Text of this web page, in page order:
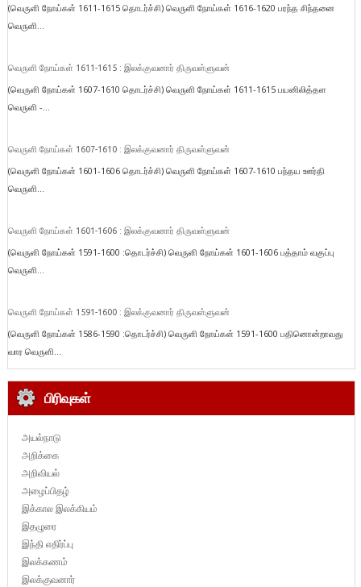
(வெருளி நோய்கள் 1611-1615 தொடர்ச்சி) வெருளி நோய்கள் 1616-1620 பரந்த சிந்தனை
வெருளி...
வெருளி நோய்கள் 1611-1615 : இலக்குவனார் திருவள்ளுவன்
(வெருளி நோய்கள் 1607-1610 தொடர்ச்சி) வெருளி நோய்கள் 1611-1615 பயனிலித்தள
வெருளி -...
வெருளி நோய்கள் 1607-1610 : இலக்குவனார் திருவள்ளுவன்
(வெருளி நோய்கள் 1601-1606 தொடர்ச்சி) வெருளி நோய்கள் 1607-1610 பந்தய ஊர்தி
வெருளி...
வெருளி நோய்கள் 1601-1606 : இலக்குவனார் திருவள்ளுவன்
(வெருளி நோய்கள் 1591-1600 :தொடர்ச்சி) வெருளி நோய்கள் 1601-1606 பத்தாம் வகுப்பு
வெருளி...
வெருளி நோய்கள் 1591-1600 : இலக்குவனார் திருவள்ளுவன்
(வெருளி நோய்கள் 1586-1590 :தொடர்ச்சி) வெருளி நோய்கள் 1591-1600 பதினொன்றாவது
வார வெருளி...
பிரிவுகள்
அயல்நாடு
அறிக்கை
அறிவியல்
அழைப்பிதழ்
இக்கால இலக்கியம்
இதழுரை
இந்தி எதிர்ப்பு
இலக்கணம்
இலக்குவனார்